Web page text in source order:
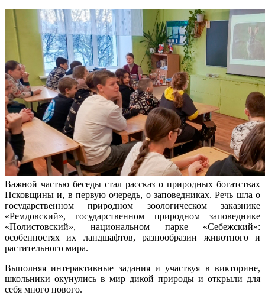
Важной частью беседы стал рассказ о природных богатствах
Псковщины и, в первую очередь, о заповедниках. Речь шла о
государственном природном зоологическом заказнике
«Ремдовский», государственном природном заповеднике
«Полистовский», национальном парке «Себежский»:
особенностях их ландшафтов, разнообразии животного и
растительного мира.
Выполняя интерактивные задания и участвуя в викторине,
школьники окунулись в мир дикой природы и открыли для
себя много нового.